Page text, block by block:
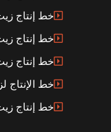
خط إنتاج
خط إنتاج
خط إنتاج
خط الإنتاج
خط إنتاج